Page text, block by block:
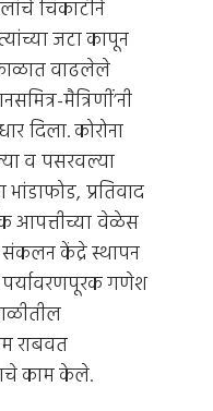
चिकाटीने
जटा कापून
वाढलेले
मैत्रिणीं’नी
दिला. कोरोना
व पसरवल्या
प्रतिवाद
आपत्तीच्या वेळेस
संकलन केंद्रे स्थापन
पर्यावरणपूरक गणेश
राबवत
काम केले.